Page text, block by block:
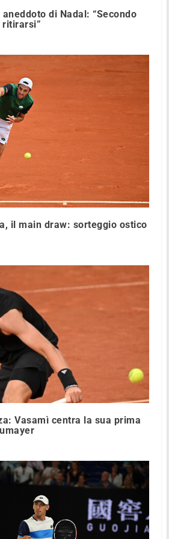
di Nadal: “Secondo
ritirarsi”
il main draw: sorteggio ostico
Vasamì centra la sua prima